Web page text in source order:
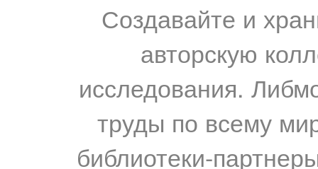
Создавайте и
авторскую
исследования.
труды по всему
библиотеки-